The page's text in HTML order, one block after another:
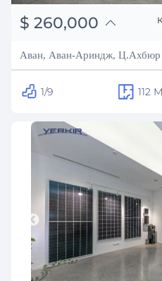
$ 260,000
֏ 101,400,000
₽ 23,526,682
Аван, Аван-Ариндж, Ц.Ахбюр
1/9 112